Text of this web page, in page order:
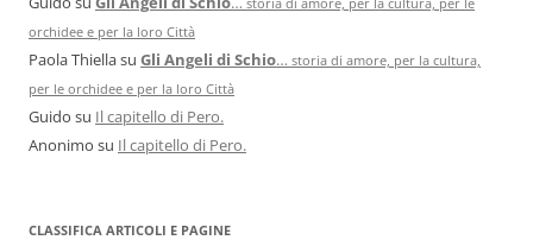
orchidee e per la loro Città
Paola Thiellasu Gli Angeli di Schio… storia di amore, per la cultura,
per le orchidee e per la loro Città
Guido su Il capitello di Pero.
Anonimo su Il capitello di Pero.
CLASSIFICA ARTICOLI E PAGINE